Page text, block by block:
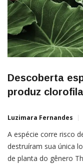
Descoberta
produz clorofila
Luzimara Fernandes
A espécie corre risco
destruíram sua única
de planta do gênero